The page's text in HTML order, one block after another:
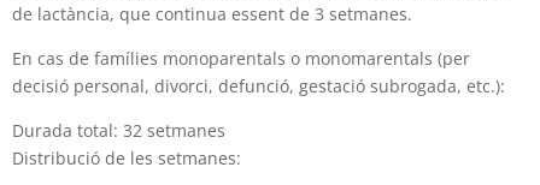
de lactància, que continua essent de 3 setmanes.
En cas de famílies monoparentals o monomarentals (per
decisió personal, divorci, defunció, gestació subrogada, etc.):
Durada total: 32 setmanes
Distribució de les setmanes: